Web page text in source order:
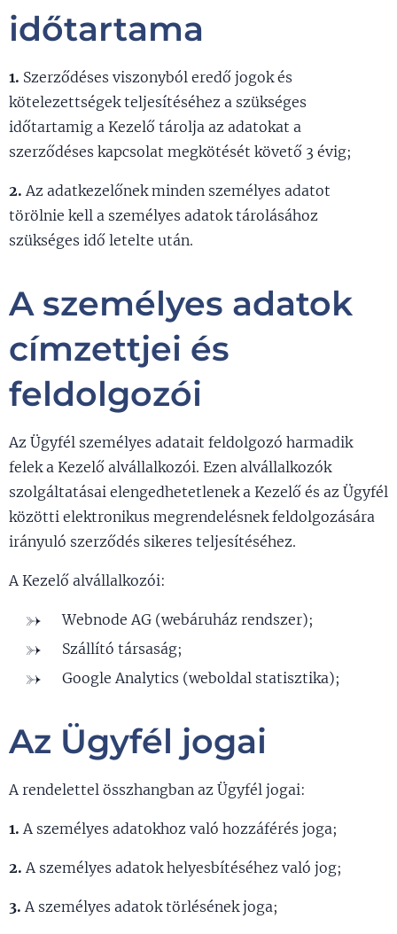
időtartama
1. Szerződéses viszonyból eredő jogok és
kötelezettségek teljesítéséhez a szükséges
időtartamig a Kezelő tárolja az adatokat a
szerződéses kapcsolat megkötését követő 3 évig;
2.Az adatkezelőnek minden személyes adatot
törölnie kell a személyes adatok tárolásához
szükséges idő letelte után.
A személyes adatok
címzettjei és
feldolgozói
Az Ügyfél személyes adatait feldolgozó harmadik
felek a Kezelő alvállalkozói. Ezen alvállalkozók
szolgáltatásai elengedhetetlenek a Kezelő és az Ügyfél
közötti elektronikus megrendelésnek feldolgozására
irányuló szerződés sikeres teljesítéséhez.
A Kezelő alvállalkozói:
Webnode AG (webáruház rendszer);
Szállító társaság;
Google Analytics (weboldal statisztika);
Az Ügyfél jogai
A rendelettel összhangban az Ügyfél jogai:
1.A személyes adatokhoz való hozzáférés joga;
2.A személyes adatok helyesbítéséhez való jog;
3.A személyes adatok törlésének joga;